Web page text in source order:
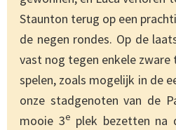
Staunton terug op een
de negen rondes. Op de
vast nog tegen enkele
spelen, zoals mogelijk in de
onze stadgenoten van de
mooie 3e plek bezetten na